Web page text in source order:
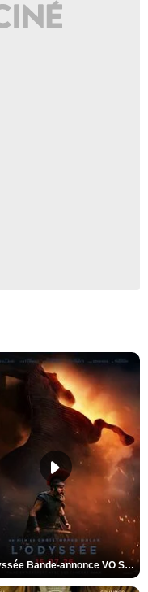
L'Odyssée Bande-annonce VO STFR